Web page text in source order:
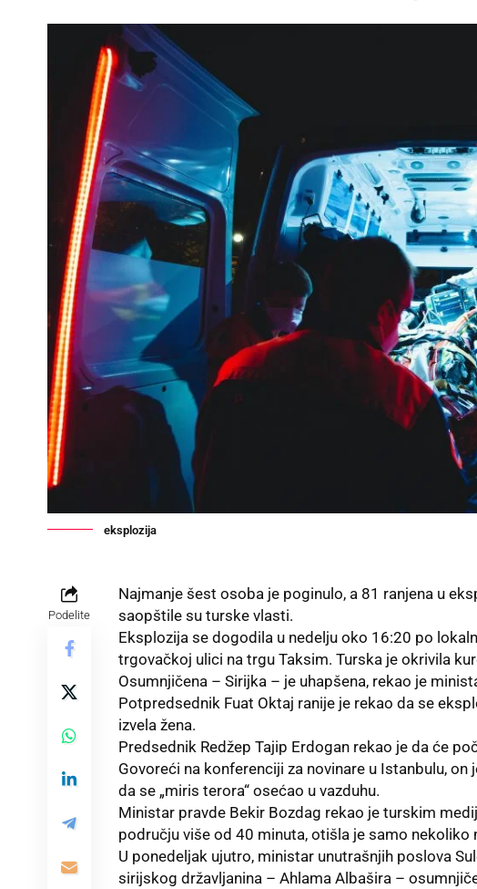
eksplozija
Podelite
Najmanje šest osoba je poginulo, a 81 ranjena u
saopštile su turske vlasti.
Eksplozija se dogodila u nedelju oko 16:20 po
trgovačkoj ulici na trgu Taksim. Turska je okrivila
Osumnjičena – Sirijka – je uhapšena, rekao je
Potpredsednik Fuat Oktaj ranije je rekao da se
izvela žena.
Predsednik Redžep Tajip Erdogan rekao je da će
Govoreći na konferenciji za novinare u Istanbulu, on
da se „miris terora“ osećao u vazduhu.
Ministar pravde Bekir Bozdag rekao je turskim
području više od 40 minuta, otišla je samo
U ponedeljak ujutro, ministar unutrašnjih poslova
sirijskog državljanina – Ahlama Albašira –